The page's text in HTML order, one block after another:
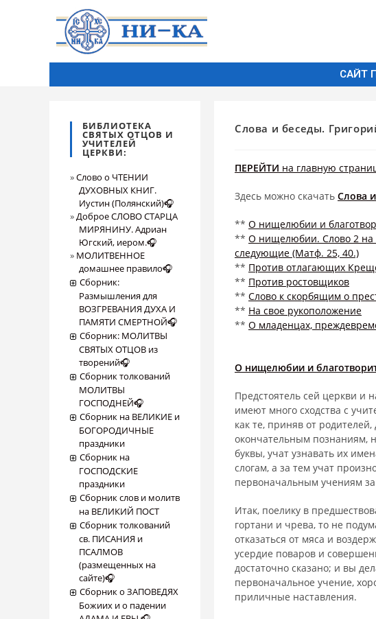
САЙТ
Слова и беседы.
ПЕРЕЙТИ на главную
Здесь можно скачать Слова
** О нищелюбии и
** О нищелюбии. Слово 2 на
следующие (Матф. 25, 40.)
** Против отлагающих
** Против ростовщиков
** Слово к скорбящим о
** На свое рукоположение
** О младенцах,
О нищелюбии и
Предстоятель сей церкви и
имеют много сходства с
как те, приняв от
окончательным познаниям,
буквы, учат узна­вать их
слогам, а за тем учат
первоначальным учениям
Итак, поелику в
гортани и чрева, то не
отказаться от мяса и
усердие поваров и
достаточно сказано; и вы
первоначальное учение,
приличные наставления.
БИБЛИОТЕКА
СВЯТЫХ ОТЦОВ И
УЧИТЕЛЕЙ
ЦЕРКВИ:
Слово о ЧТЕНИИ
ДУХОВНЫХ КНИГ.
Иустин (Полянский)🎧
Доброе СЛОВО СТАРЦА
МИРЯНИНУ. Адриан
Югский, иером.🎧
МОЛИТВЕННОЕ
домашнее правило🎧
Сборник:
Размышления для
ВОЗГРЕВАНИЯ ДУХА И
ПАМЯТИ СМЕРТНОЙ🎧
Сборник: МОЛИТВЫ
СВЯТЫХ ОТЦОВ из
творений🎧
Сборник толкований
МОЛИТВЫ
ГОСПОДНЕЙ🎧
Сборник на ВЕЛИКИЕ и
БОГОРОДИЧНЫЕ
праздники
Сборник на
ГОСПОДСКИЕ
праздники
Сборник слов и молитв
на ВЕЛИКИЙ ПОСТ
Сборник толкований
св. ПИСАНИЯ и
ПСАЛМОВ
(размещенных на
сайте)🎧
Сборник о ЗАПОВЕДЯХ
Божиих и о падении